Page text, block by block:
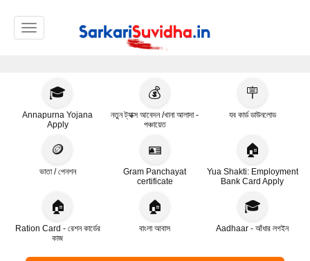
Toggle navigation
🎓
Annapurna Yojana
Apply
💰
নতুন ট্যাক্স আবেদন /খানা আলাদা -
পঞ্চায়েত
🪧
যব কার্ড ডাউনলোড
🪙
ভাতা / পেনশন
🪪
Gram Panchayat
certificate
🏠
Yua Shakti: Employment
Bank Card Apply
🏠
Ration Card - রেশন কার্ডের
কাজ
🏠
বাংলা আবাস
🎓
Aadhaar - আঁধার লগইন